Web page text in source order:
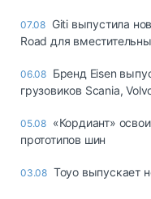
07.08 Giti выпустила
Road для
06.08 Бренд Eisen
грузовиков Scania,
05.08 «Кордиант»
прототипов шин
03.08 Toyo выпускает